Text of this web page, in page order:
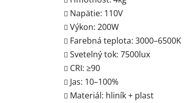
Napätie: 110V
Výkon: 200W
Farebná teplota: 3000–6500K
Svetelný tok: 7500lux
CRI: ≥90
Jas: 10–100%
Materiál: hliník + plast